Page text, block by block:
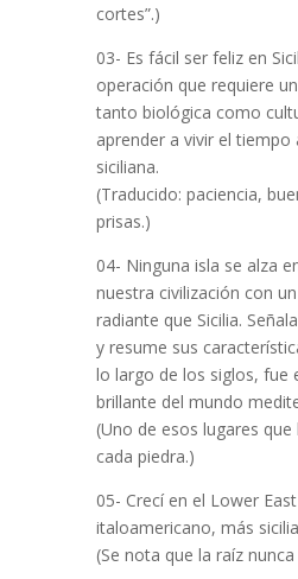
cortes”.)
03- Es fácil ser feliz en
operación que requiere
tanto biológica como
aprender a vivir el tiempo
siciliana.
(Traducido: paciencia,
prisas.)
04- Ninguna isla se alza
nuestra civilización con
radiante que Sicilia.
y resume sus
lo largo de los siglos, fue
brillante del mundo
(Uno de esos lugares
cada piedra.)
05- Crecí en el Lower
italoamericano, más
(Se nota que la raíz